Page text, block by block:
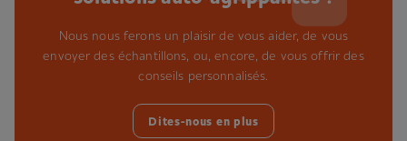
Nous nous ferons un plaisir de vous aider, de vous
envoyer des échantillons, ou, encore, de vous offrir des
conseils personnalisés.
Dites-nous en plus